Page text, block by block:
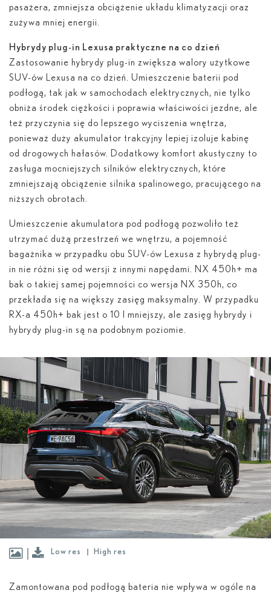
pasażera, zmniejsza obciążenie układu klimatyzacji oraz
zużywa mniej energii.
Hybrydy plug-in Lexusa praktyczne na co dzień
Zastosowanie hybrydy plug-in zwiększa walory użytkowe
SUV-ów Lexusa na co dzień. Umieszczenie baterii pod
podłogą, tak jak w samochodach elektrycznych, nie tylko
obniża środek ciężkości i poprawia właściwości jezdne, ale
też przyczynia się do lepszego wyciszenia wnętrza,
ponieważ duży akumulator trakcyjny lepiej izoluje kabinę
od drogowych hałasów. Dodatkowy komfort akustyczny to
zasługa mocniejszych silników elektrycznych, które
zmniejszają obciążenie silnika spalinowego, pracującego na
niższych obrotach.
Umieszczenie akumulatora pod podłogą pozwoliło też
utrzymać dużą przestrzeń we wnętrzu, a pojemność
bagażnika w przypadku obu SUV-ów Lexusa z hybrydą plug-
in nie różni się od wersji z innymi napędami. NX 450 h+ ma
bak o takiej samej pojemności co wersja NX 350 h, co
przekłada się na większy zasięg maksymalny. W przypadku
RX-a 450 h+ bak jest o 10 l mniejszy, ale zasięg hybrydy i
hybrydy plug-in są na podobnym poziomie.
Low res High res
Zamontowana pod podłogą bateria nie wpływa w ogóle na